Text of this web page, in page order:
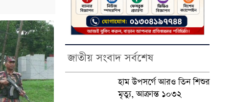
জাতীয় সংবাদ সর্বশেষ
হাম উপসর্গে আরও তিন শিশুর
মৃত্যু, আক্রান্ত ১০৩২